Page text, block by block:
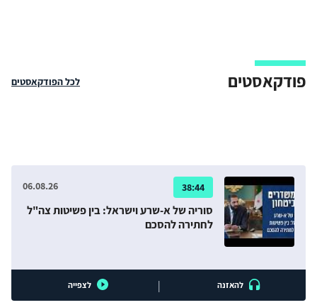
פודקאסטים לכל הפודקאסטים
38:44
06.08.26
סוריה של א-שרע וישראל: בין פשיטות צה"ל
לחתירה להסכם
להאזנה | לצפייה